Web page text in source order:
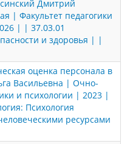
Дмитрий
| Факультет педагогики
| | 37.03.01
и здоровья | |
оценка персонала в
Васильевна | Очно-
и психологии | 2023 |
Психология
ресурсами